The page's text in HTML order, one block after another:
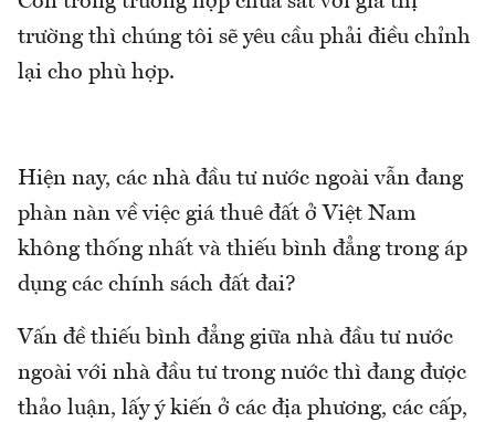
trường thì chúng tôi sẽ yêu cầu phải điều chỉnh
lại cho phù hợp.
Hiện nay, các nhà đầu tư nước ngoài vẫn đang
phàn nàn về việc giá thuê đất ở Việt Nam
không thống nhất và thiếu bình đẳng trong áp
dụng các chính sách đất đai?
Vấn đề thiếu bình đẳng giữa nhà đầu tư nước
ngoài với nhà đầu tư trong nước thì đang được
thảo luận, lấy ý kiến ở các địa phương, các cấp,